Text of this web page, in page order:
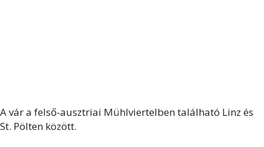
A vár a felső-ausztriai Mühlviertelben található Linz és
St. Pölten között.